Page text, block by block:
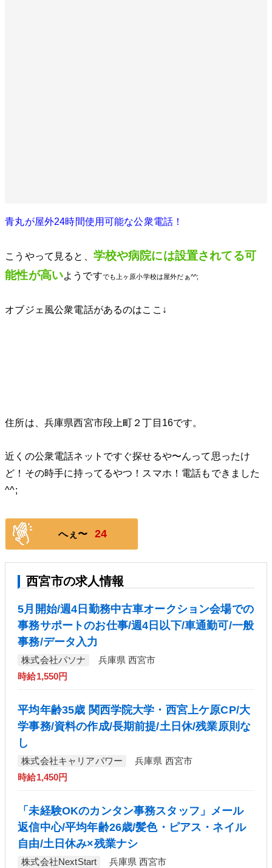
青丸が屋外24時間使用可能な公衆電話！
こうやって見ると、 学校や病院には設置されてる可
能性が高いようですでも上ヶ原小学校は屋外だぁ^^;
オブジェ風公衆電話があるのはここ↓
住所は、兵庫県西宮市段上町２丁目16です。
近くの公衆電話ネットですぐ探せるや〜んって思ったけ
ど！その時手に持ってるやつ！スマホ！電話もできました
^^;
へぇ〜 24
西宮市の求人情報
5月開始/週4日勤務中古車オークション会場での
事務サポートのお仕事/週4日以下/車通勤可/一般
事務/データ入力
株式会社パソナ
兵庫県 西宮市
時給1,550円
平均年齢35歳 関西学院大学・西宮上ケ原CP/大
学事務/資料の作成/長期前提/土日休/残業原則な
し
株式会社キャリアパワー
兵庫県 西宮市
時給1,450円
「未経験OKのカンタン事務スタッフ」メール
返信中心/平均年齢26歳/髪色・ピアス・ネイル
自由/土日休み×残業ナシ
株式会社NextStart 兵庫県 西宮市